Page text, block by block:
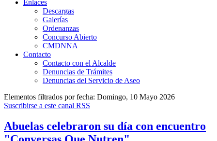
Enlaces
Descargas
Galerías
Ordenanzas
Concurso Abierto
CMDNNA
Contacto
Contacto con el Alcalde
Denuncias de Trámites
Denuncias del Servicio de Aseo
Elementos filtrados por fecha: Domingo, 10 Mayo 2026
Suscribirse a este canal RSS
Abuelas celebraron su día con encuentro